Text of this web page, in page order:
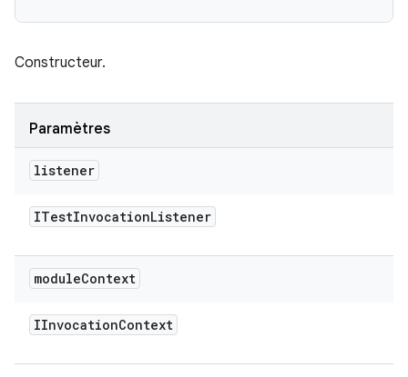
Constructeur.
Paramètres
listener
ITestInvocationListener
moduleContext
IInvocationContext